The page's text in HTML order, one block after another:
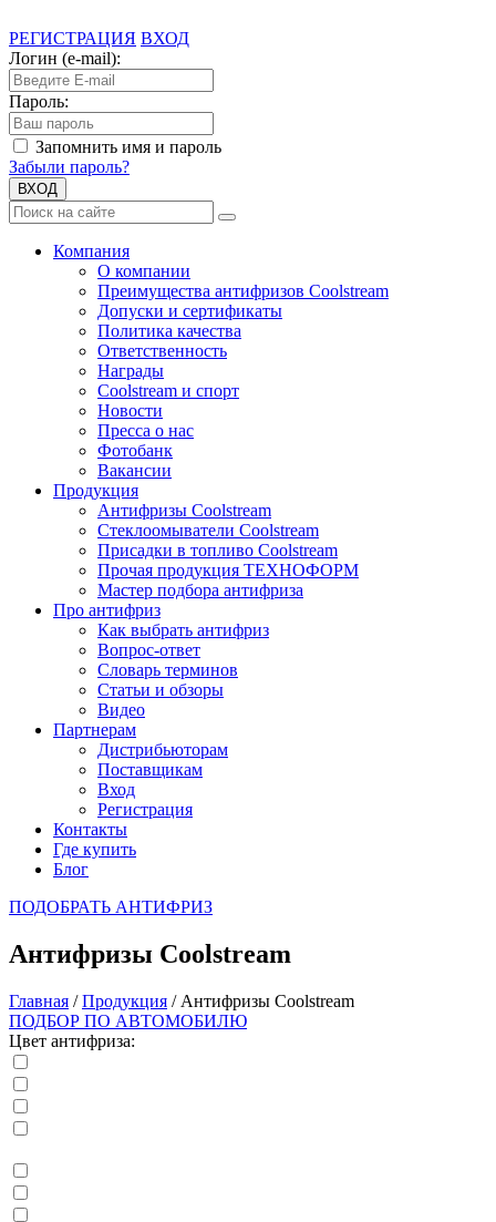
РЕГИСТРАЦИЯ ВХОД
Логин (e-mail):
Пароль:
Запомнить имя и пароль
Забыли пароль?
ВХОД
Компания
О компании
Преимущества антифризов Coolstream
Допуски и сертификаты
Политика качества
Ответственность
Награды
Coolstream и спорт
Новости
Пресса о нас
Фотобанк
Вакансии
Продукция
Антифризы Coolstream
Стеклоомыватели Coolstream
Присадки в топливо Coolstream
Прочая продукция ТЕХНОФОРМ
Мастер подбора антифриза
Про антифриз
Как выбрать антифриз
Вопрос-ответ
Словарь терминов
Статьи и обзоры
Видео
Партнерам
Дистрибьюторам
Поставщикам
Вход
Регистрация
Контакты
Где купить
Блог
ПОДОБРАТЬ АНТИФРИЗ
Антифризы Coolstream
Главная / Продукция / Антифризы Coolstream
ПОДБОР ПО АВТОМОБИЛЮ
Цвет антифриза: